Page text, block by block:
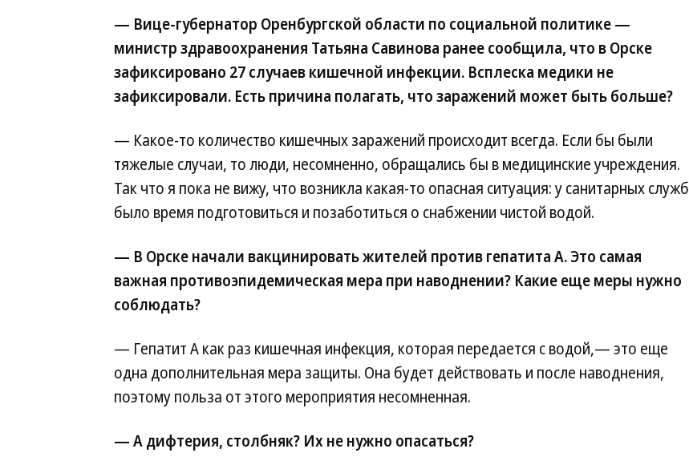
— Вице-губернатор Оренбургской области по социальной политике —
министр здравоохранения Татьяна Савинова ранее сообщила, что в Орске
зафиксировано 27 случаев кишечной инфекции. Всплеска медики не
зафиксировали. Есть причина полагать, что заражений может быть больше?
— Какое-то количество кишечных заражений происходит всегда. Если бы были
тяжелые случаи, то люди, несомненно, обращались бы в медицинские учреждения.
Так что я пока не вижу, что возникла какая-то опасная ситуация: у санитарных служб
было время подготовиться и позаботиться о снабжении чистой водой.
— В Орске начали вакцинировать жителей против гепатита А. Это самая
важная противоэпидемическая мера при наводнении? Какие еще меры нужно
соблюдать?
— Гепатит А как раз кишечная инфекция, которая передается с водой,— это еще
одна дополнительная мера защиты. Она будет действовать и после наводнения,
поэтому польза от этого мероприятия несомненная.
— А дифтерия, столбняк? Их не нужно опасаться?